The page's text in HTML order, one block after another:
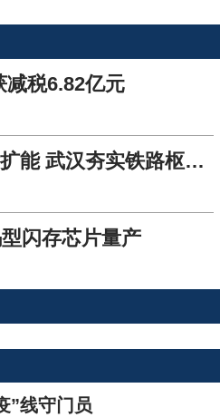
减税6.82亿元
华中最大铁路编组站扩能 武汉夯实铁路枢纽地位
闪存芯片量产
”线守门员